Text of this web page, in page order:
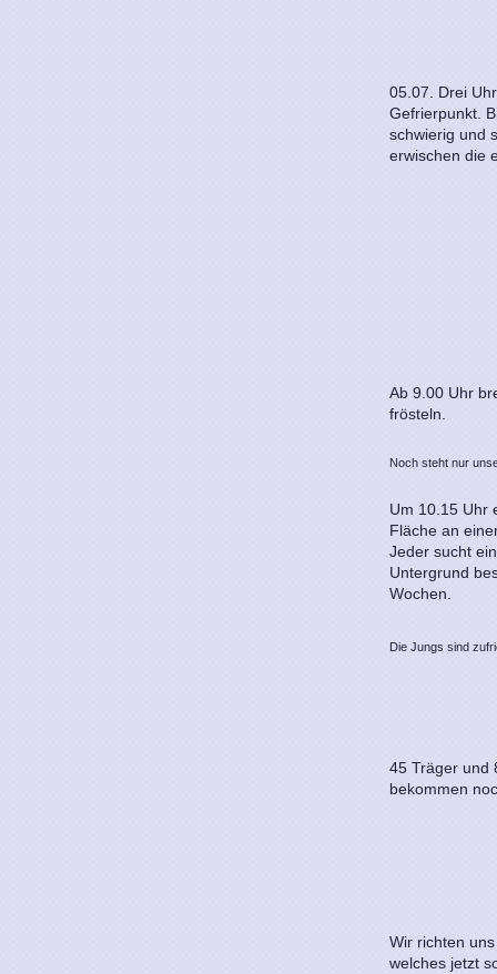
05.07. Drei
Gefrierpunkt.
schwierig und
erwischen die
Ab 9.00 Uhr
frösteln.
Noch steht nur
Um 10.15 Uhr
Fläche an
Jeder sucht
Untergrund
Wochen.
Die Jungs sind
45 Träger und
bekommen
Wir richten
welches jetzt